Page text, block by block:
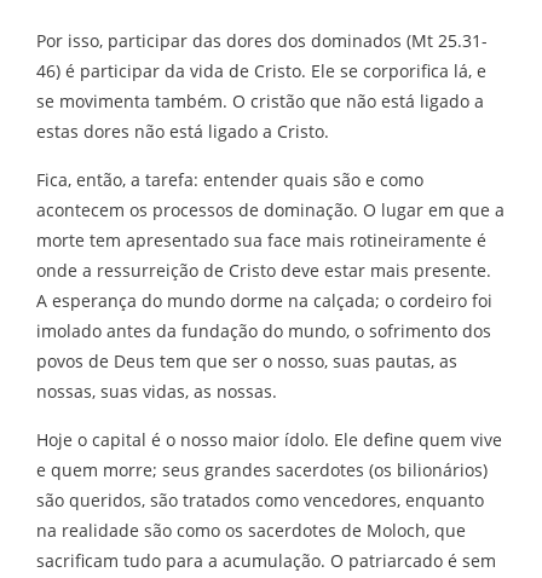
Por isso, participar das dores dos dominados (Mt 25.31-
46) é participar da vida de Cristo. Ele se corporifica lá, e
se movimenta também. O cristão que não está ligado a
estas dores não está ligado a Cristo.
Fica, então, a tarefa: entender quais são e como
acontecem os processos de dominação. O lugar em que a
morte tem apresentado sua face mais rotineiramente é
onde a ressurreição de Cristo deve estar mais presente.
A esperança do mundo dorme na calçada; o cordeiro foi
imolado antes da fundação do mundo, o sofrimento dos
povos de Deus tem que ser o nosso, suas pautas, as
nossas, suas vidas, as nossas.
Hoje o capital é o nosso maior ídolo. Ele define quem vive
e quem morre; seus grandes sacerdotes (os bilionários)
são queridos, são tratados como vencedores, enquanto
na realidade são como os sacerdotes de Moloch, que
sacrificam tudo para a acumulação. O patriarcado é sem